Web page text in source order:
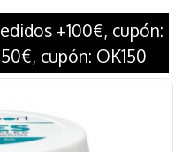
+100€, cupón:
cupón: OK150